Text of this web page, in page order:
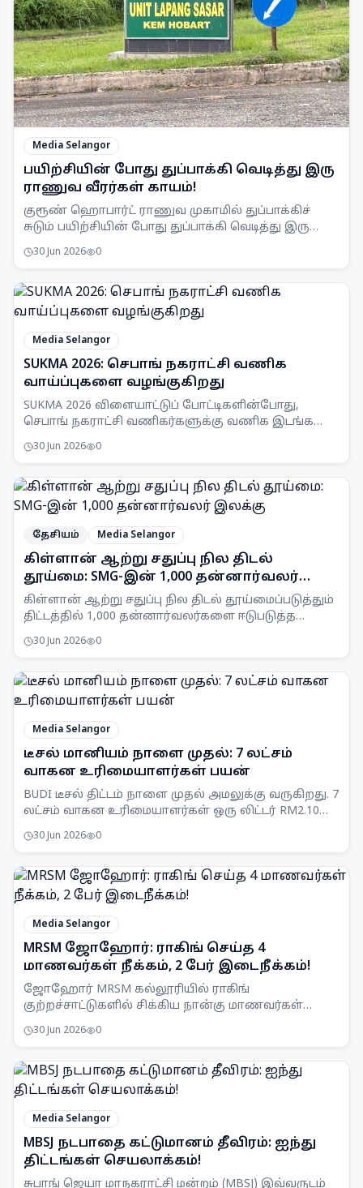
Media Selangor
பயிற்சியின் போது துப்பாக்கி வெடித்து இரு
ராணுவ வீரர்கள் காயம்!
குரூண் ஹொபார்ட் ராணுவ முகாமில் துப்பாக்கிச்
சுடும் பயிற்சியின் போது துப்பாக்கி வெடித்து இரு
30 Jun 2026 0
Media Selangor
SUKMA 2026: செபாங் நகராட்சி வணிக
வாய்ப்புகளை வழங்குகிறது
SUKMA 2026 விளையாட்டுப் போட்டிகளின்போது,
செபாங் நகராட்சி வணிகர்களுக்கு வணிக இடங்களை
மேம்படுத்தும் என எதிர்பார்க்கப்படுகிறது.
30 Jun 2026 0
தேசியம் Media Selangor
கிள்ளான் ஆற்று சதுப்பு நில திடல்
தூய்மை: SMG-இன் 1,000 தன்னார்வலர்
இலக்கு
கிள்ளான் ஆற்று சதுப்பு நில திடல் தூய்மைப்படுத்தும்
திட்டத்தில் 1,000 தன்னார்வலர்களை ஈடுபடுத்த
வைத்துள்ளது.
30 Jun 2026 0
Media Selangor
டீசல் மானியம் நாளை முதல்: 7 லட்சம்
வாகன உரிமையாளர்கள் பயன்
BUDI டீசல் திட்டம் நாளை முதல் அமலுக்கு வருகிறது. 7
லட்சம் வாகன உரிமையாளர்கள் ஒரு லிட்டர் RM2.10
30 Jun 2026 0
Media Selangor
MRSM ஜோஹோர்: ராகிங் செய்த 4
மாணவர்கள் நீக்கம், 2 பேர் இடைநீக்கம்!
ஜோஹோர் MRSM கல்லூரியில் ராகிங்
குற்றச்சாட்டுகளில் சிக்கிய நான்கு மாணவர்கள்
செய்யப்பட்டுள்ளனர்.
30 Jun 2026 0
Media Selangor
MBSJ நடபாதை கட்டுமானம் தீவிரம்: ஐந்து
திட்டங்கள் செயலாக்கம்!
சுபாங் ஜெயா மாநகராட்சி மன்றம் (MBSJ) இவ்வருடம்